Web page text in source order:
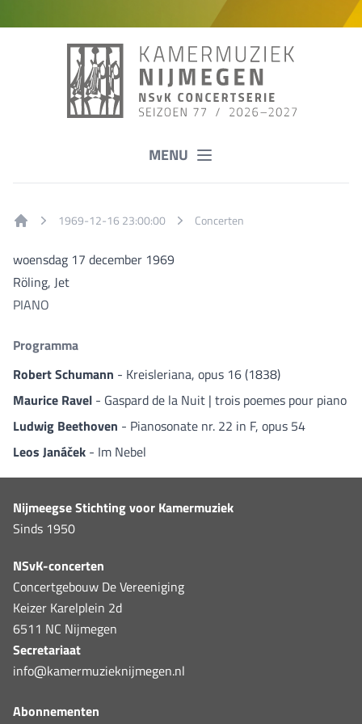
MENU
1969-12-16 23:00:00 Concerten
woensdag 17 december 1969
Röling, Jet
PIANO
Programma
Robert Schumann - Kreisleriana, opus 16 (1838)
Maurice Ravel - Gaspard de la Nuit | trois poemes pour piano
Ludwig Beethoven - Pianosonate nr. 22 in F, opus 54
Leos Janáček - Im Nebel
Nijmeegse Stichting voor Kamermuziek
Sinds 1950
NSvK-concerten
Concertgebouw De Vereeniging
Keizer Karelplein 2d
6511 NC Nijmegen
Secretariaat
info@kamermuzieknijmegen.nl
Abonnementen